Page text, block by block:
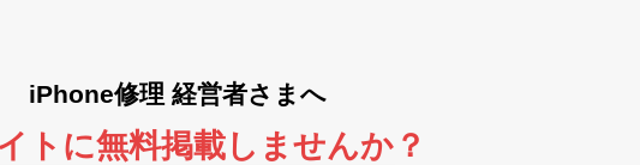
iPhone修理 経営者さまへ
トに無料掲載しませんか？